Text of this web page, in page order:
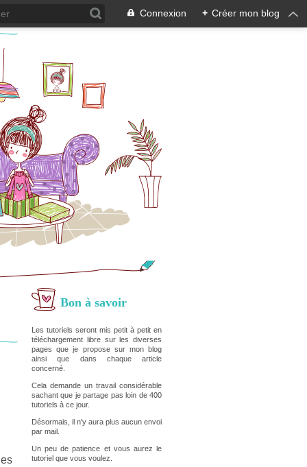
Connexion + Créer mon blog
Bon à savoir
Les tutoriels seront mis petit à petit en
téléchargement libre sur les diverses
pages que je propose sur mon blog
ainsi que dans chaque article
concerné.
Cela demande un travail considérable
sachant que je partage pas loin de 400
tutoriels à ce jour.
Désormais, il n'y aura plus aucun envoi
par mail.
Un peu de patience et vous aurez le
tutoriel que vous voulez.